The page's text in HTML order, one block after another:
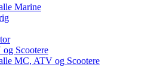
Marine
Scootere
MC, ATV og Scootere